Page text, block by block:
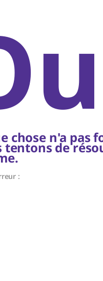
chose n'a pas
tentons de
: